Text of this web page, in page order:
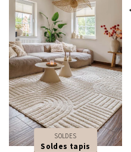
SOLDES
Soldes tapis